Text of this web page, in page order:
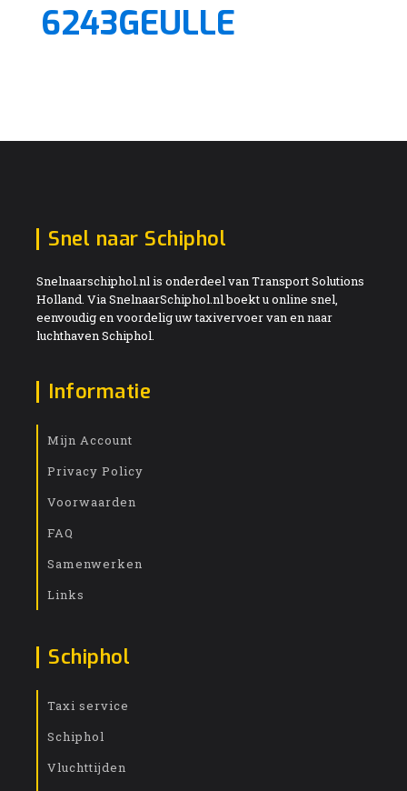
6243GEULLE
Snel naar Schiphol
Snelnaarschiphol.nl is onderdeel van Transport Solutions
Holland. Via SnelnaarSchiphol.nl boekt u online snel,
eenvoudig en voordelig uw taxivervoer van en naar
luchthaven Schiphol.
Informatie
Mijn Account
Privacy Policy
Voorwaarden
FAQ
Samenwerken
Links
Schiphol
Taxi service
Schiphol
Vluchttijden